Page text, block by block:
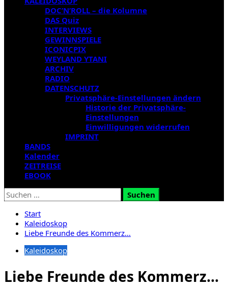
DOC’N’ROLL – die Kolumne
DAS Quiz
INTERVIEWS
GEWINNSPIELE
ICONICPIX
WEYLAND YTANI
ARCHIV
RADIO
DATENSCHUTZ
Privatsphäre-Einstellungen ändern
Historie der Privatsphäre-
Einstellungen
Einwilligungen widerrufen
IMPRINT
BANDS
Kalender
ZEITREISE
EBOOK
Suchen
nach:
Start
Kaleidoskop
Liebe Freunde des Kommerz…
Kaleidoskop
Liebe Freunde des Kommerz…